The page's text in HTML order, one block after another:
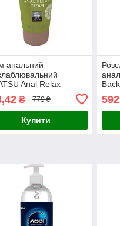
анальний
Anal Relax
₴ 779 ₴
Купити